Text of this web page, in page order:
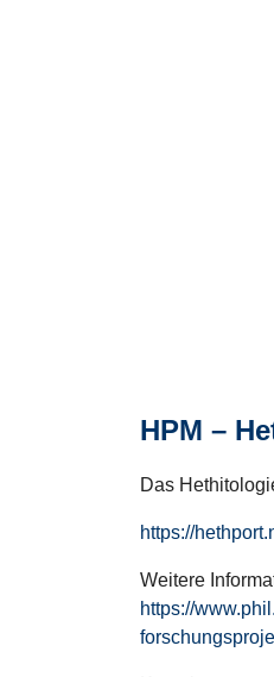
HPM –
Das
https://
Weitere
https://